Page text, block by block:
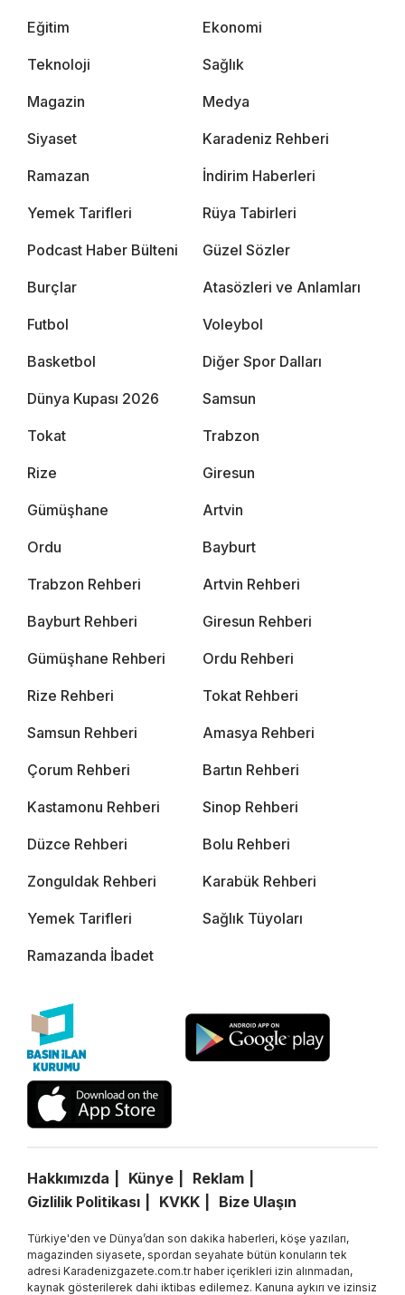
Eğitim Ekonomi
Teknoloji Sağlık
Magazin Medya
Siyaset Karadeniz Rehberi
Ramazan İndirim Haberleri
Yemek Tarifleri Rüya Tabirleri
Podcast Haber Bülteni Güzel Sözler
Burçlar Atasözleri ve Anlamları
Futbol Voleybol
Basketbol Diğer Spor Dalları
Dünya Kupası 2026 Samsun
Tokat Trabzon
Rize Giresun
Gümüşhane Artvin
Ordu Bayburt
Trabzon Rehberi Artvin Rehberi
Bayburt Rehberi Giresun Rehberi
Gümüşhane Rehberi Ordu Rehberi
Rize Rehberi Tokat Rehberi
Samsun Rehberi Amasya Rehberi
Çorum Rehberi Bartın Rehberi
Kastamonu Rehberi Sinop Rehberi
Düzce Rehberi Bolu Rehberi
Zonguldak Rehberi Karabük Rehberi
Yemek Tarifleri Sağlık Tüyoları
Ramazanda İbadet
Hakkımızda Künye
Reklam
Gizlilik Politikası
KVKK Bize Ulaşın
Türkiye'den ve Dünya’dan son dakika haberleri, köşe yazıları,
magazinden siyasete, spordan seyahate bütün konuların tek
adresi Karadenizgazete.com.tr haber içerikleri izin alınmadan,
kaynak gösterilerek dahi iktibas edilemez. Kanuna aykırı ve izinsiz